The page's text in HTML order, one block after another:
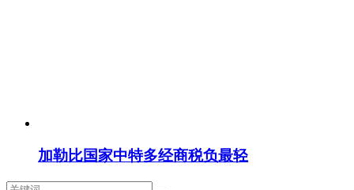
加勒比国家中特多经商税负最轻